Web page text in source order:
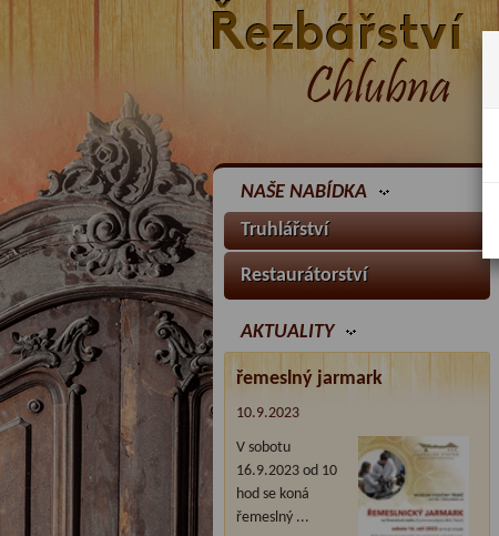
NAŠE NABÍDKA
Truhlářství
Restaurátorství
AKTUALITY
řemeslný jarmark
10.9.2023
V sobotu
16.9.2023 od 10
hod se koná
řemeslný ...